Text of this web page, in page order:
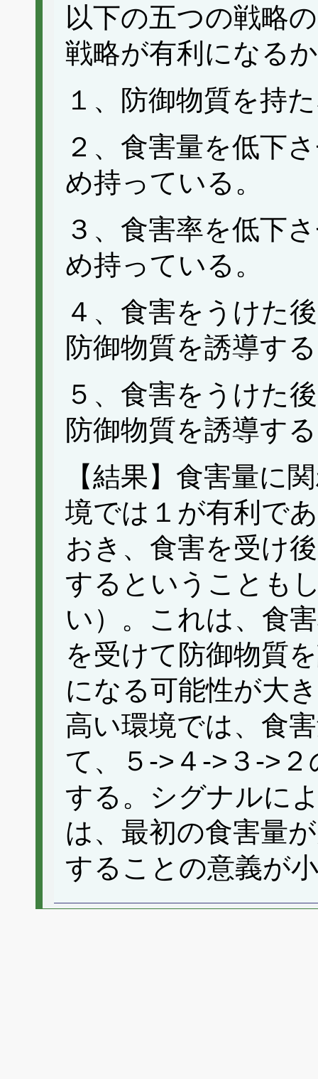
以下の五つの戦略
戦略が有利になる
１、防御物質を持
２、食害量を低下
め持っている。
３、食害率を低下
め持っている。
４、食害をうけた
防御物質を誘導す
５、食害をうけた
防御物質を誘導す
【結果】食害量に
境では１が有利で
おき、食害を受け
するということも
い）。これは、食
を受けて防御物質
になる可能性が大
高い環境では、食
て、５->４->３->
する。シグナルに
は、最初の食害量
することの意義が